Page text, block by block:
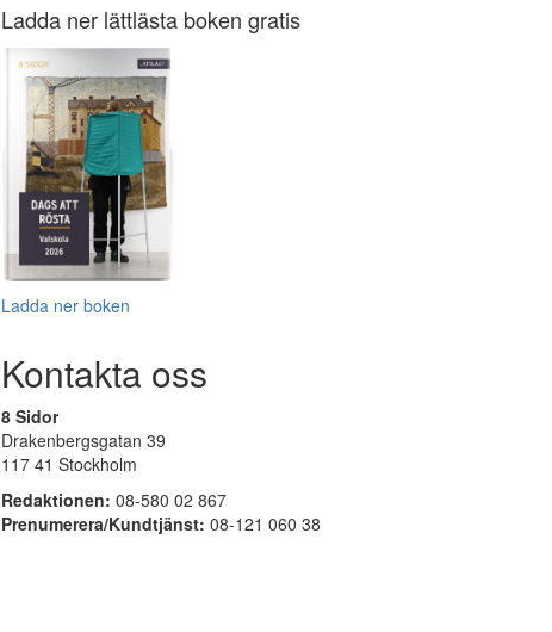
Ladda ner lättlästa boken gratis
Ladda ner boken
Kontakta oss
8 Sidor
Drakenbergsgatan 39
117 41 Stockholm
Redaktionen: 08-580 02 867
Prenumerera/Kundtjänst: 08-121 060 38